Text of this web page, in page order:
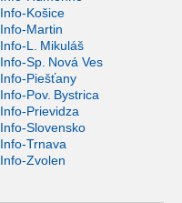
Info-Košice
Info-Martin
Info-L. Mikuláš
Info-Sp. Nová Ves
Info-Piešťany
Info-Pov. Bystrica
Info-Prievidza
Info-Slovensko
Info-Trnava
Info-Zvolen